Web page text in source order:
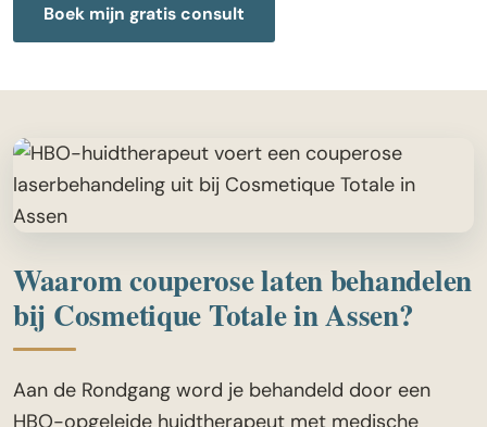
Boek mijn gratis consult
Waarom couperose laten behandelen
bij Cosmetique Totale in Assen?
Aan de Rondgang word je behandeld door een
HBO-opgeleide huidtherapeut met medische